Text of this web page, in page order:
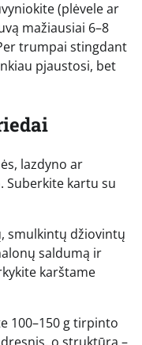
(plėvele ar
mažiausiai 6–8
trumpai stingdant
pjaustosi, bet
lazdyno ar
Suberkite kartu su
smulkintų džiovintų
saldumą ir
karštame
100–150 g tirpinto